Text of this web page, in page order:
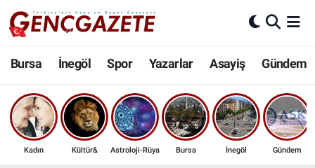
Bursa İnegöl Spor Yazarlar Asayiş Gündem
Kadın Kültür& Astroloji-Rüya Bursa İnegöl Gündem
Bursa
İnegöl
3.SAYFA
Nöbetçi Eczaneler
Hava Durumu
Trafik Durumu